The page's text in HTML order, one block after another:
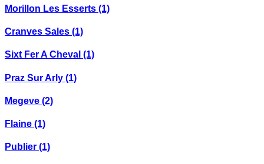
Morillon Les Esserts (1)
Cranves Sales (1)
Sixt Fer A Cheval (1)
Praz Sur Arly (1)
Megeve (2)
Flaine (1)
Publier (1)